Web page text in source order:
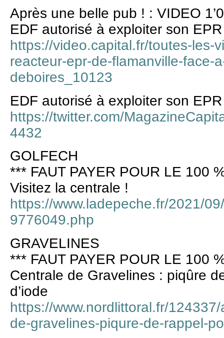
Après une belle pub ! : VIDEO
EDF autorisé à exploiter son
https://video.capital.fr/toutes-les-
reacteur-epr-de-flamanville-face-
deboires_10123
EDF autorisé à exploiter son
https://twitter.com/
4432
GOLFECH
*** FAUT PAYER POUR LE 100
Visitez la centrale !
https://www.ladepeche.fr/2021/
9776049.php
GRAVELINES
*** FAUT PAYER POUR LE 100
Centrale de Gravelines : piqûre
d’iode
https://www.nordlittoral.fr/
de-gravelines-piqure-de-rappel-